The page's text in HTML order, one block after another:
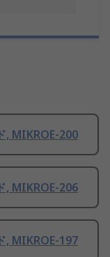
, MIKROE-200
, MIKROE-206
, MIKROE-197